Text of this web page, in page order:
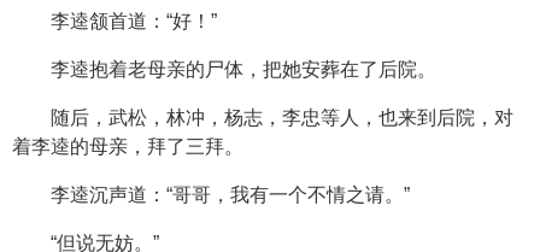
李逵颔首道：“好！”
李逵抱着老母亲的尸体，把她安葬在了后院。
随后，武松，林冲，杨志，李忠等人，也来到后院，对
着李逵的母亲，拜了三拜。
李逵沉声道：“哥哥，我有一个不情之请。”
“但说无妨。”